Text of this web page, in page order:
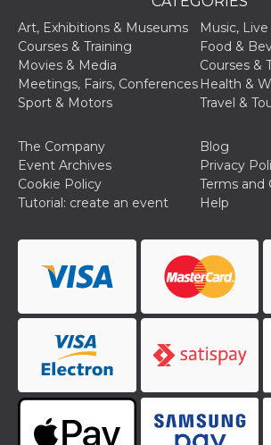
Art, Exhibitions & Museums
Music,
Courses & Training
Food &
Movies & Media
Courses &
Meetings, Fairs, Conferences Health &
Sport & Motors
Travel &
The Company
Blog
Event Archives
Privacy
Cookie Policy
Terms and
Tutorial: create an event
Help